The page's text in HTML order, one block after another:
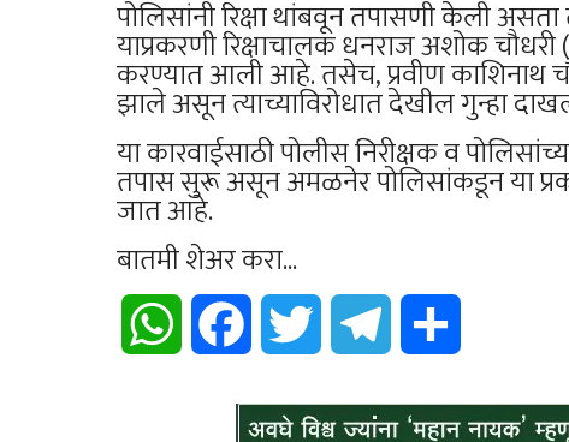
पोलिसांनी रिक्षा थांबवून तपासणी केली
याप्रकरणी रिक्षाचालक धनराज अशोक
करण्यात आली आहे. तसेच, प्रवीण काशिनाथ
झाले असून त्याच्याविरोधात देखील गुन्हा
या कारवाईसाठी पोलीस निरीक्षक व
तपास सुरू असून अमळनेर पोलिसांकडून या
जात आहे.
बातमी शेअर करा...
WhatsApp Facebook Twitter Telegram